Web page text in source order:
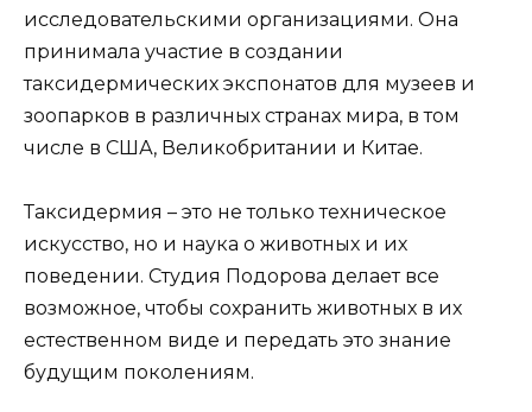
исследовательскими организациями. Она
принимала участие в создании
таксидермических экспонатов для музеев и
зоопарков в различных странах мира, в том
числе в США, Великобритании и Китае.
Таксидермия – это не только техническое
искусство, но и наука о животных и их
поведении. Студия Подорова делает все
возможное, чтобы сохранить животных в их
естественном виде и передать это знание
будущим поколениям.